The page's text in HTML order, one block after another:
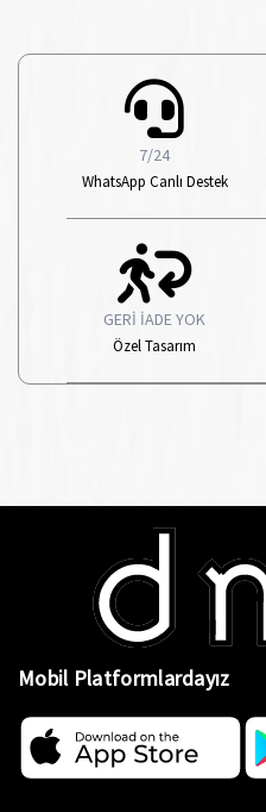
7/24
WhatsApp Canlı Destek
GERİ İADE YOK
Özel Tasarım
Mobil Platformlardayız